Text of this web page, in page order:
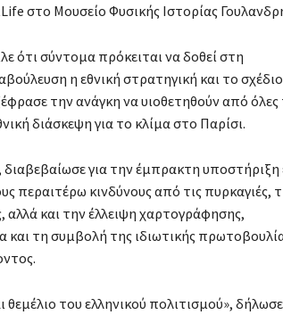
στο Μουσείο Φυσικής Ιστορίας
ότι σύντομα πρόκειται να δοθεί στη
η εθνική στρατηγική και το σχέδιο
την ανάγκη να υιοθετηθούν από όλες
διάσκεψη για το κλίμα στο Παρίσι.
για την έμπρακτη υποστήριξη
περαιτέρω κινδύνους από τις πυρκαγιές,
και την έλλειψη χαρτογράφησης,
τη συμβολή της ιδιωτικής
του ελληνικού πολιτισμού», δήλωσε